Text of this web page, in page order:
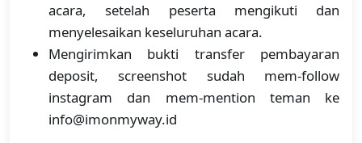
acara, setelah peserta mengikuti dan
menyelesaikan keseluruhan acara.
Mengirimkan bukti transfer pembayaran
deposit, screenshot sudah mem-follow
instagram dan mem-mention teman ke
info@imonmyway.id